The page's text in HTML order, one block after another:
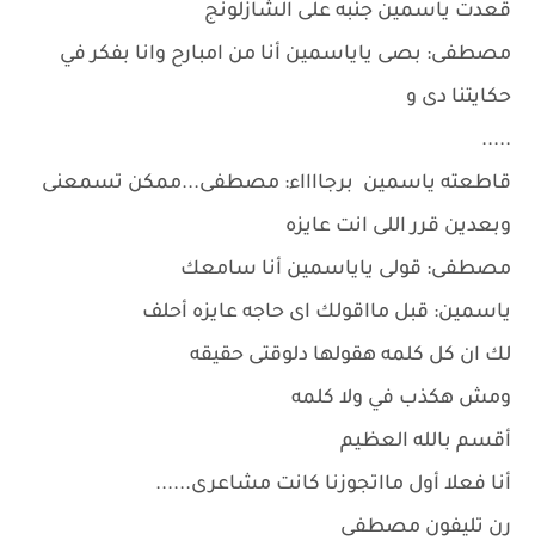
قعدت ياسمين جنبه على الشازلونج
مصطفى: بصى ياياسمين أنا من امبارح وانا بفكر في
حكايتنا دى و
.....
قاطعته ياسمين برجااااء: مصطفى...ممكن تسمعنى
وبعدين قرر اللى انت عايزه
مصطفى: قولى ياياسمين أنا سامعك
ياسمين: قبل مااقولك اى حاجه عايزه أحلف
لك ان كل كلمه هقولها دلوقتى حقيقه
ومش هكذب في ولا كلمه
أقسم بالله العظيم
أنا فعلا أول مااتجوزنا كانت مشاعرى......
رن تليفون مصطفى